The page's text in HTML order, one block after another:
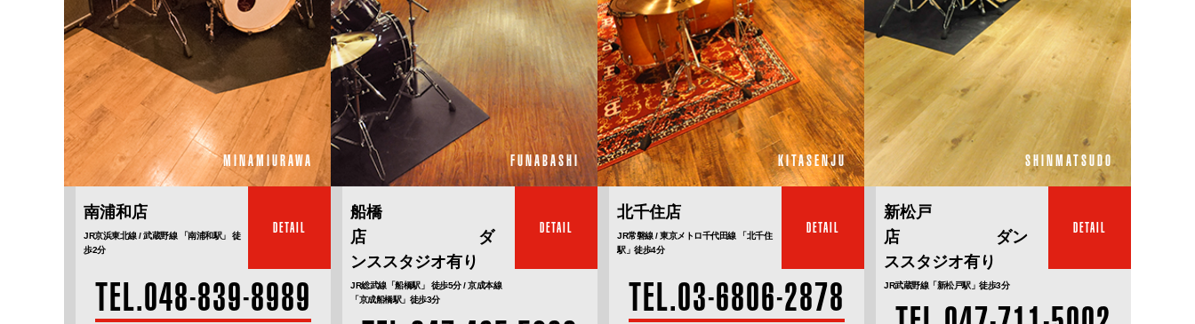
MINAMIURAWA
南浦和店
JR京浜東北線 / 武蔵野線 「南浦和駅」 徒
歩2分
DETAIL
TEL.048-839-8989
FUNABASHI
船橋
店 ダ
ンススタジオ有り
JR総武線「船橋駅」 徒歩5分 / 京成本線
「京成船橋駅」徒歩3分
DETAIL
KITASENJU
北千住店
JR常磐線 / 東京メトロ千代田線 「北千住
駅」徒歩4分
DETAIL
TEL.03-6806-2878
SHINMATSUDO
新松戸
店 ダン
ススタジオ有り
JR武蔵野線「新松戸駅」徒歩3分
DETAIL